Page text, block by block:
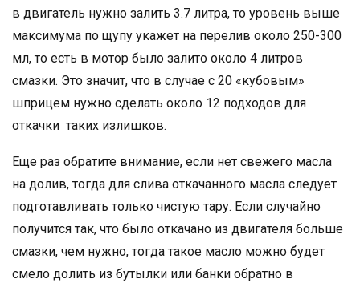
в двигатель нужно залить 3.7 литра, то уровень выше
максимума по щупу укажет на перелив около 250-300
мл, то есть в мотор было залито около 4 литров
смазки. Это значит, что в случае с 20 «кубовым»
шприцем нужно сделать около 12 подходов для
откачки таких излишков.
Еще раз обратите внимание, если нет свежего масла
на долив, тогда для слива откачанного масла следует
подготавливать только чистую тару. Если случайно
получится так, что было откачано из двигателя больше
смазки, чем нужно, тогда такое масло можно будет
смело долить из бутылки или банки обратно в